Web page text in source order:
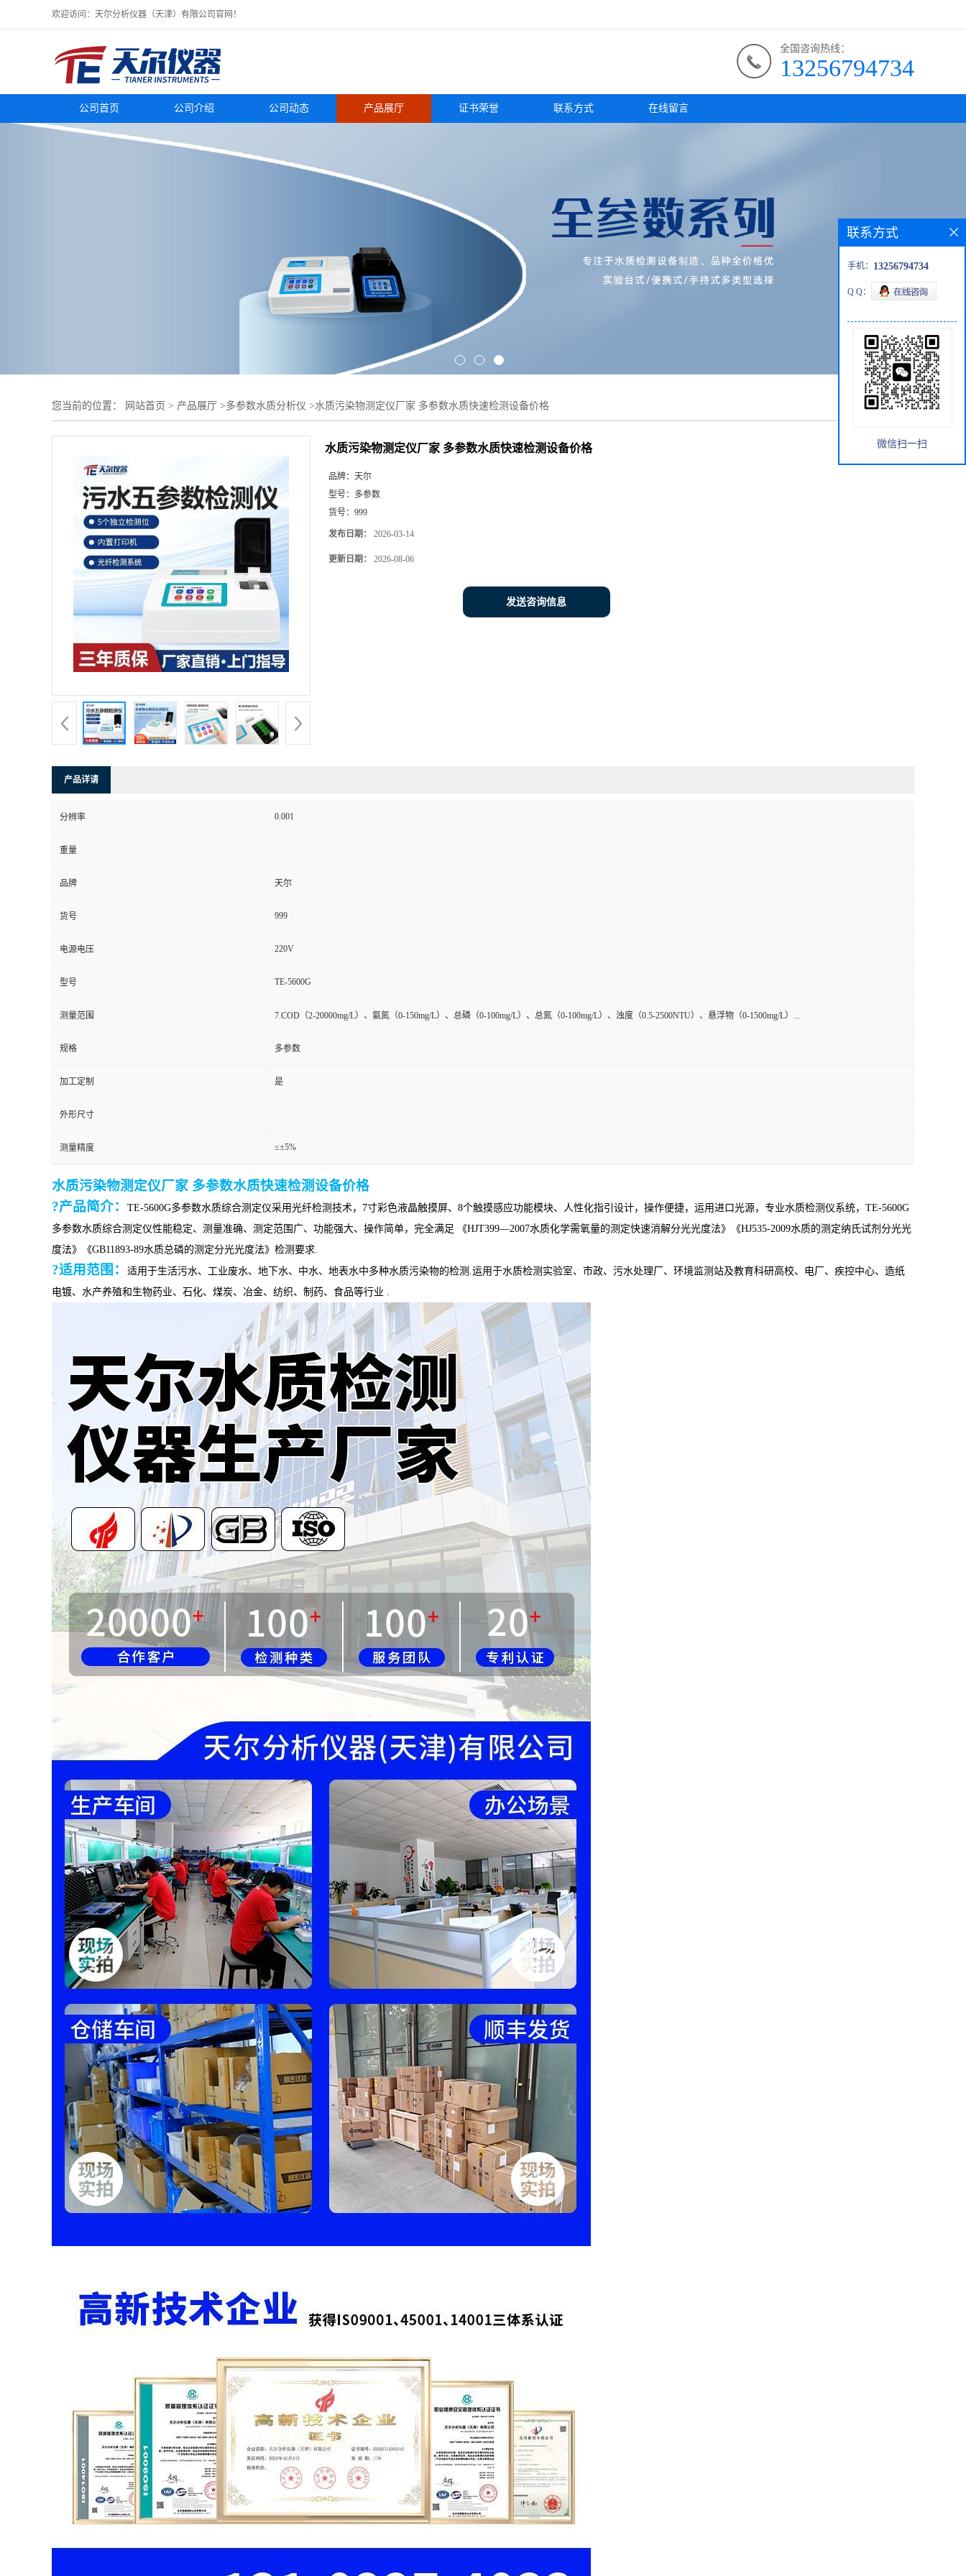
欢迎访问：天尔分析仪器（天津）有限公司官网！
全国咨询热线：
13256794734
公司首页 公司介绍 公司动态 产品展厅 证书荣誉 联系方式 在线留言
您当前的位置： 网站首页 > 产品展厅 >多参数水质分析仪 >水质污染物测定仪厂家 多参数水质快速检测设备价格
水质污染物测定仪厂家 多参数水质快速检测设备价格
品牌： 天尔
型号： 多参数
货号： 999
发布日期： 2026-03-14
更新日期： 2026-08-06
发送咨询信息
产品详请
分辨率 0.001
重量
品牌 天尔
货号 999
电源电压 220V
型号 TE-5600G
测量范围 7.COD（2-20000mg/L）、氨氮（0-150mg/L）、总磷（0-100mg/L）、总氮（0-100mg/L）、浊度（0.5-2500NTU）、悬浮物（0-1500mg/L）...
规格 多参数
加工定制 是
外形尺寸
测量精度 ≤±5%
水质污染物测定仪厂家 多参数水质快速检测设备价格
?产品简介：
TE-5600G多参数水质综合测定仪采用光纤检测技术， 7寸彩色液晶触摸屏、8个触摸感应功能模块、人性化指引设计，操作便捷，运用进口光源，专业水质检测仪系统， TE-5600G
多参数水质综合测定仪性能稳定、测量准确、测定范围广、功能强大、操作简单，完全满足 《HJT399—2007水质化学需氧量的测定快速消解分光光度法》《HJ535-2009水质的测定纳氏试剂分光光
度法》《GB11893-89水质总磷的测定分光光度法》检测要求.
?适用范围： 适用于生活污水、工业废水、地下水、中水、地表水中多种水质污染物的检测 .运用于水质检测实验室、市政、污水处理厂、环境监测站及教育科研高校、电厂、疾控中心、造纸
电镀、水产养殖和生物药业、石化、煤炭、冶金、纺织、制药、食品等行业 .
联系方式
手机： 13256794734
Q Q：
微信扫一扫